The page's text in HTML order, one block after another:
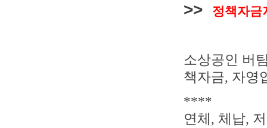
>> 정책자금
소상공인 버
책자금, 자영
****
연체, 체납,